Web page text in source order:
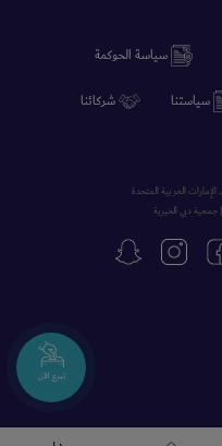
تبرع الآن
سياسة الحوكمة
سياستنا شركائنا